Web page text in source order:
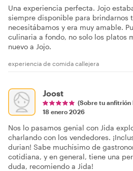
Una experiencia perfecta. Jojo
siempre disponible para brindarnos
necesitábamos y era muy amable.
culinaria a fondo, no solo los platos
nuevo a Jojo.
experiencia de comida callejera
Joost
(Sobre tu anfitrión
18 enero 2026
Nos lo pasamos genial con Jida
charlando con los vendedores.
durian! Sabe muchísimo de
cotidiana, y en general, tiene una
duda, recomiendo a Jida!